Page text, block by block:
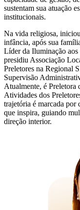
sustentam sua atuação
institucionais.
Na vida religiosa,
infância, após sua
Líder da Iluminação aos
presidiu Associação
Preletores na Regional
Supervisão
Atualmente, é Preletora
Atividades dos
trajetória é marcada por
que inspira, guiando
direção interior.